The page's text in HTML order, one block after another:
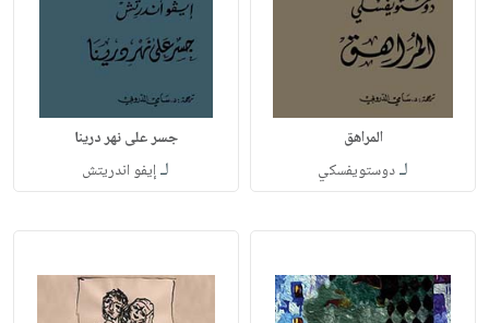
المراهق
لـدوستويفسكي
جسر على نهر درينا
لـإيفو اندريتش